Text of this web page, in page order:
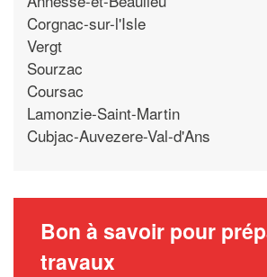
Corgnac-sur-l'Isle
Vergt
Sourzac
Coursac
Lamonzie-Saint-Martin
Cubjac-Auvezere-Val-d'Ans
Bon à savoir pour
travaux